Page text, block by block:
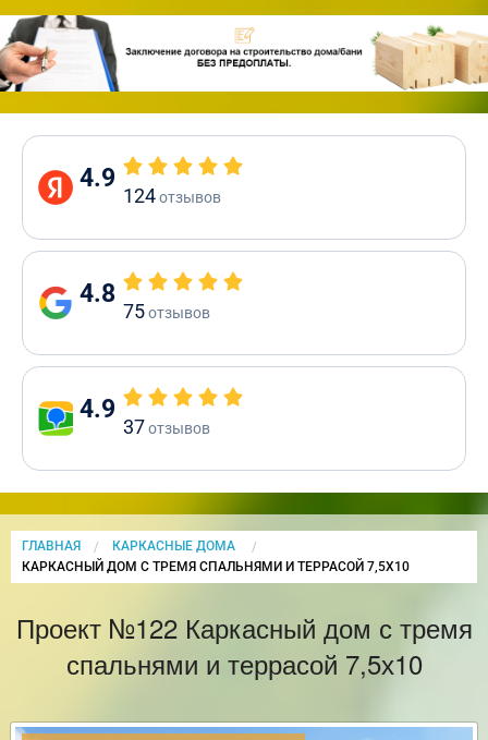
4.9
124отзывов
4.8
75отзывов
4.9
37отзывов
ГЛАВНАЯ
КАРКАСНЫЕ ДОМА
CURRENT:
КАРКАСНЫЙ ДОМ С ТРЕМЯ СПАЛЬНЯМИ И ТЕРРАСОЙ 7,5Х10
Проект №122 Каркасный дом с тремя
спальнями и террасой 7,5х10